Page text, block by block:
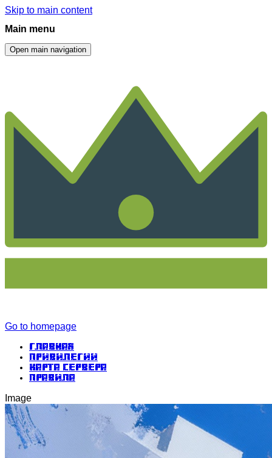
Skip to main content
Main menu
Open main navigation
Go to homepage
Главная
Привилегии
Карта сервера
Правила
Image